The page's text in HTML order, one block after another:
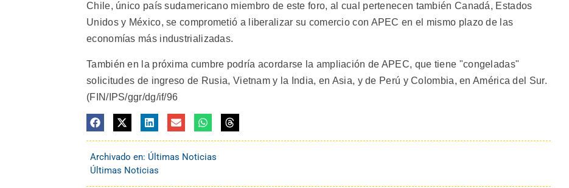
Chile, único país sudamericano miembro de este foro, al cual pertenecen también Canadá, Estados
Unidos y México, se comprometió a liberalizar su comercio con APEC en el mismo plazo de las
economías más industrializadas.
También en la próxima cumbre podría acordarse la ampliación de APEC, que tiene "congeladas"
solicitudes de ingreso de Rusia, Vietnam y la India, en Asia, y de Perú y Colombia, en América del Sur.
(FIN/IPS/ggr/dg/if/96
Archivado en: Últimas Noticias
Últimas Noticias